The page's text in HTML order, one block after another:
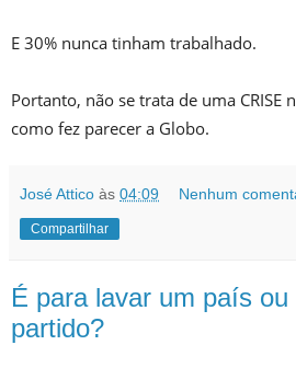
E 30% nunca tinham trabalhado.
Portanto, não se trata de uma CRISE
como fez parecer a Globo.
José Attico às 04:09 Nenhum
Compartilhar
É para lavar um país
partido?